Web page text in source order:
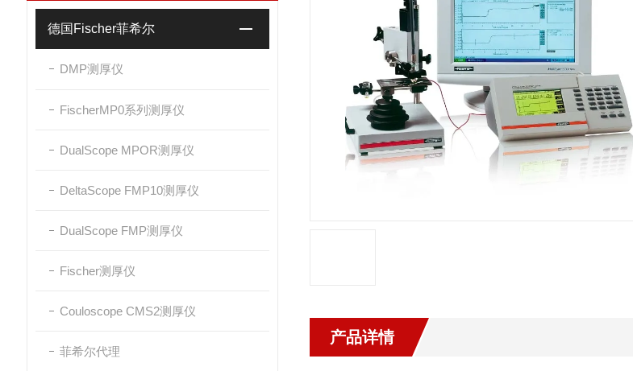
德国Fischer菲希尔
DMP测厚仪
FischerMP0系列测厚仪
DualScope MPOR测厚仪
DeltaScope FMP10测厚仪
DualScope FMP测厚仪
Fischer测厚仪
Couloscope CMS2测厚仪
菲希尔代理
产品详情